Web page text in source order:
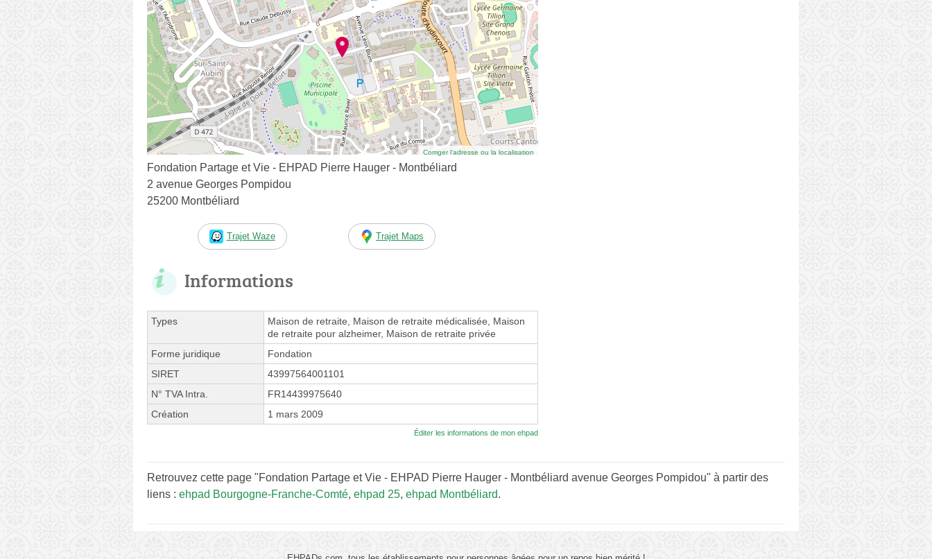
Corriger l’adresse ou la localisation
Fondation Partage et Vie - EHPAD Pierre Hauger - Montbéliard
2 avenue Georges Pompidou
25200 Montbéliard
Trajet Waze Trajet Maps
Informations
Types
Maison de retraite, Maison de retraite médicalisée, Maison
de retraite pour alzheimer, Maison de retraite privée
Forme juridique
Fondation
SIRET
43997564001101
N° TVA Intra.
FR14439975640
Création
1 mars 2009
Éditer les informations de mon ehpad
Retrouvez cette page "Fondation Partage et Vie - EHPAD Pierre Hauger - Montbéliard avenue Georges Pompidou" à partir des
liens : ehpad Bourgogne-Franche-Comté, ehpad 25, ehpad Montbéliard.